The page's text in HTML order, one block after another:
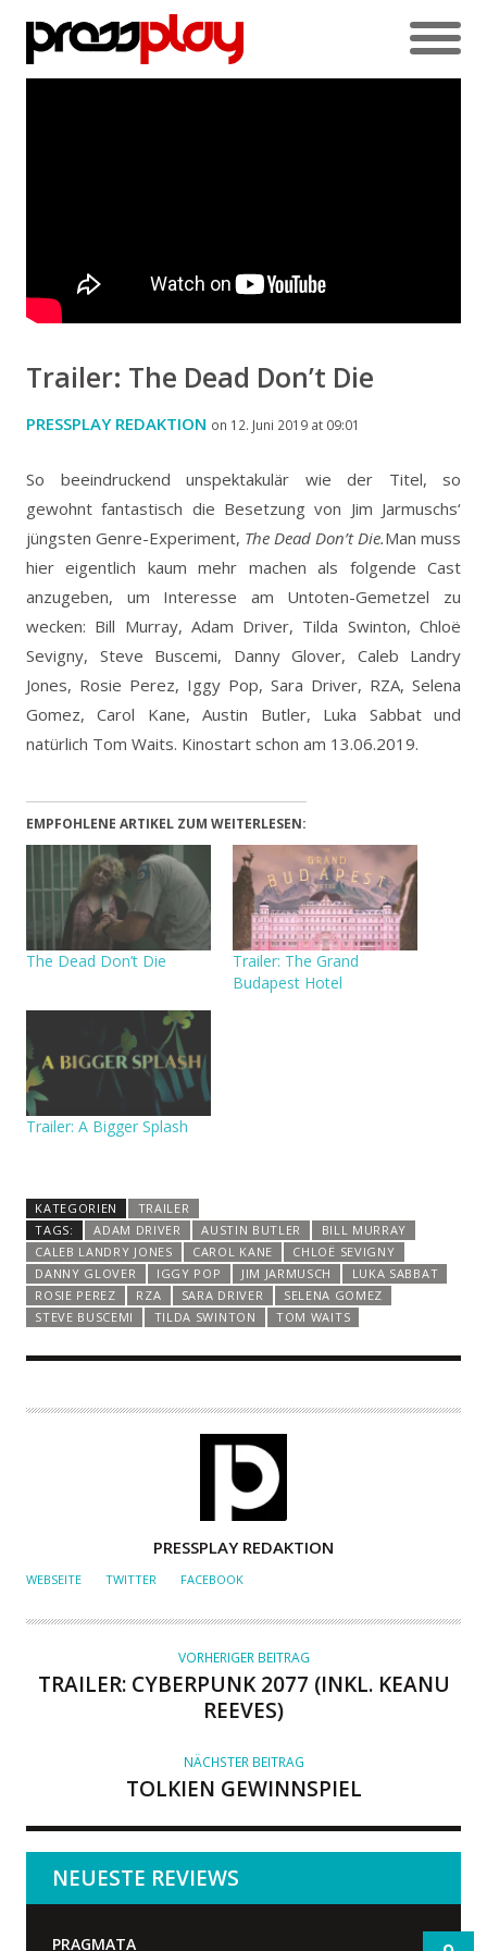
Trailer: The Dead Don’t Die
PRESSPLAY REDAKTION on 12. Juni 2019 at 09:01
So beeindruckend unspektakulär wie der Titel, so
gewohnt fantastisch die Besetzung von Jim Jarmuschs‘
jüngsten Genre-Experiment, The Dead Don’t Die.Man muss
hier eigentlich kaum mehr machen als folgende Cast
anzugeben, um Interesse am Untoten-Gemetzel zu
wecken: Bill Murray, Adam Driver, Tilda Swinton, Chloë
Sevigny, Steve Buscemi, Danny Glover, Caleb Landry
Jones, Rosie Perez, Iggy Pop, Sara Driver, RZA, Selena
Gomez, Carol Kane, Austin Butler, Luka Sabbat und
natürlich Tom Waits. Kinostart schon am 13.06.2019.
EMPFOHLENE ARTIKEL ZUM WEITERLESEN:
The Dead Don’t Die
Trailer: The Grand
Budapest Hotel
Trailer: A Bigger Splash
KATEGORIEN
TRAILER
TAGS:
ADAM DRIVER AUSTIN BUTLER
BILL MURRAY
CALEB LANDRY JONES
CAROL KANE
CHLOË SEVIGNY
DANNY GLOVER
IGGY POP JIM JARMUSCH
LUKA SABBAT
ROSIE PEREZ
RZA SARA DRIVER
SELENA GOMEZ
STEVE BUSCEMI
TILDA SWINTON TOM WAITS
U
O
PRESSPLAY REDAKTION
WEBSEITE TWITTER FACEBOOK
VORHERIGER BEITRAG
TRAILER: CYBERPUNK 2077 (INKL. KEANU
REEVES)
NÄCHSTER BEITRAG
TOLKIEN GEWINNSPIEL
NEUESTE REVIEWS
PRAGMATA